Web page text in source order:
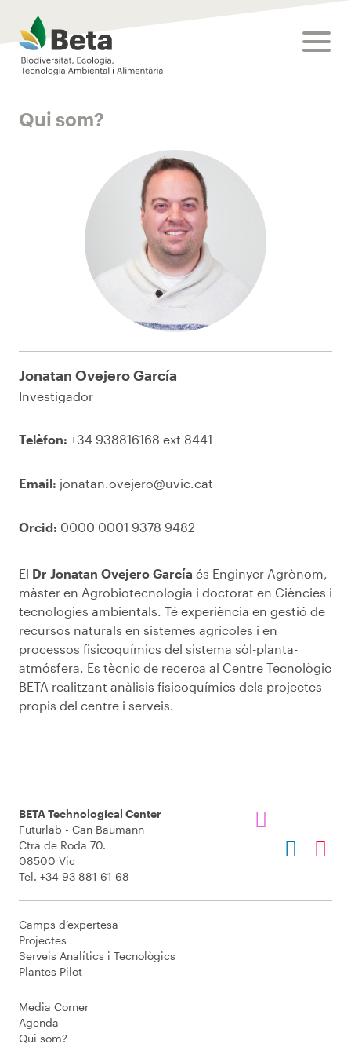
Beta Tech Center
Qui som?
Jonatan Ovejero García
Investigador
Telèfon: +34 938816168 ext 8441
Email: jonatan.ovejero@uvic.cat
Orcid: 0000 0001 9378 9482
El Dr Jonatan Ovejero García és Enginyer Agrònom,
màster en Agrobiotecnologia i doctorat en Ciències i
tecnologies ambientals. Té experiència en gestió de
recursos naturals en sistemes agrícoles i en
processos fisicoquímics del sistema sòl-planta-
atmósfera. Es tècnic de recerca al Centre Tecnològic
BETA realitzant anàlisis fisicoquímics dels projectes
propis del centre i serveis.
BETA Technological Center
Futurlab - Can Baumann
Ctra de Roda 70.
08500 Vic
Tel. +34 93 881 61 68
Camps d’expertesa
Projectes
Serveis Analítics i Tecnològics
Plantes Pilot
Media Corner
Agenda
Qui som?